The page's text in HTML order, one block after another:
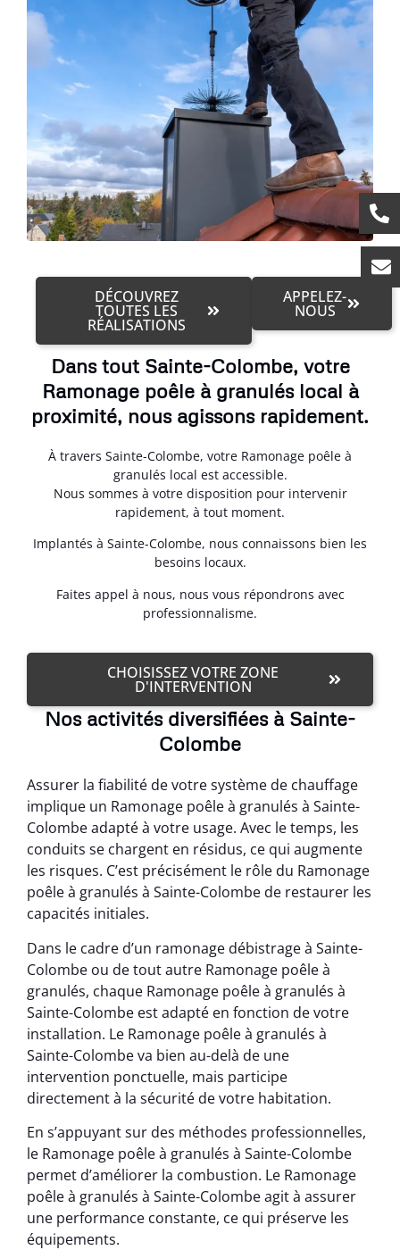
DÉCOUVREZ
TOUTES LES
RÉALISATIONS
APPELEZ-
NOUS
Dans tout Sainte-Colombe, votre
Ramonage poêle à granulés local à
proximité, nous agissons rapidement.
À travers Sainte-Colombe, votre Ramonage poêle à
granulés local est accessible.
Nous sommes à votre disposition pour intervenir
rapidement, à tout moment.
Implantés à Sainte-Colombe, nous connaissons bien les
besoins locaux.
Faites appel à nous, nous vous répondrons avec
professionnalisme.
CHOISISSEZ VOTRE ZONE
D'INTERVENTION
Nos activités diversifiées à Sainte-
Colombe
Assurer la fiabilité de votre système de chauffage
implique un Ramonage poêle à granulés à Sainte-
Colombe adapté à votre usage. Avec le temps, les
conduits se chargent en résidus, ce qui augmente
les risques. C’est précisément le rôle du Ramonage
poêle à granulés à Sainte-Colombe de restaurer les
capacités initiales.
Dans le cadre d’un ramonage débistrage à Sainte-
Colombe ou de tout autre Ramonage poêle à
granulés, chaque Ramonage poêle à granulés à
Sainte-Colombe est adapté en fonction de votre
installation. Le Ramonage poêle à granulés à
Sainte-Colombe va bien au-delà de une
intervention ponctuelle, mais participe
directement à la sécurité de votre habitation.
En s’appuyant sur des méthodes professionnelles,
le Ramonage poêle à granulés à Sainte-Colombe
permet d’améliorer la combustion. Le Ramonage
poêle à granulés à Sainte-Colombe agit à assurer
une performance constante, ce qui préserve les
équipements.